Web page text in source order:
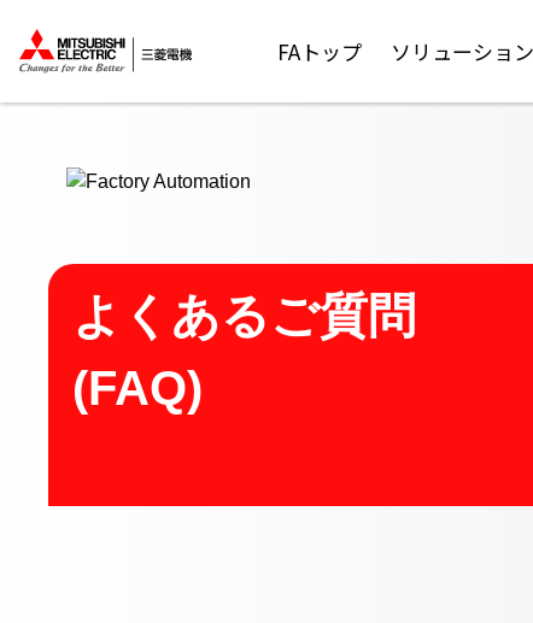
FAトップ ソリューション
よくあるご質問
(FAQ)